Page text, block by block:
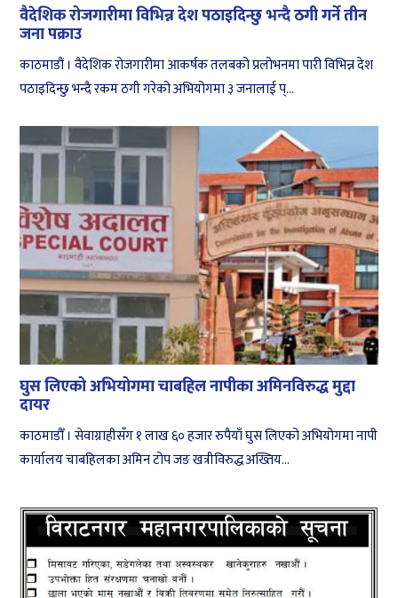
वैदेशिक रोजगारीमा विभिन्न देश पठाइदिन्छु भन्दै ठगी गर्ने तीन
जना पक्राउ
काठमाडौं । वैदेशिक रोजगारीमा आकर्षक तलबको प्रलोभनमा पारी विभिन्न देश
पठाइदिन्छु भन्दै रकम ठगी गरेको अभियोगमा ३ जनालाई प्...
घुस लिएको अभियोगमा चाबहिल नापीका अमिनविरुद्ध मुद्दा
दायर
काठमाडौँ । सेवाग्राहीसँग १ लाख ६० हजार रुपैयाँ घुस लिएको अभियोगमा नापी
कार्यालय चाबहिलका अमिन टोप जङ खत्रीविरुद्ध अख्तिय...